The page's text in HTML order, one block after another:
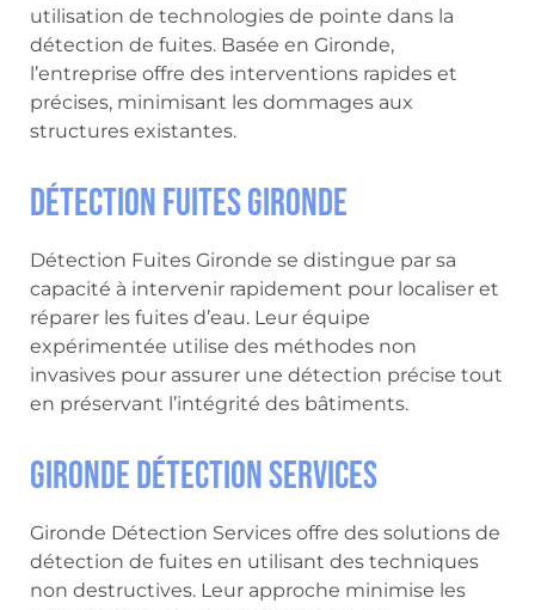
utilisation de technologies de pointe dans la
détection de fuites. Basée en Gironde,
l’entreprise offre des interventions rapides et
précises, minimisant les dommages aux
structures existantes.
Détection Fuites Gironde
Détection Fuites Gironde se distingue par sa
capacité à intervenir rapidement pour localiser et
réparer les fuites d’eau. Leur équipe
expérimentée utilise des méthodes non
invasives pour assurer une détection précise tout
en préservant l’intégrité des bâtiments.
Gironde Détection Services
Gironde Détection Services offre des solutions de
détection de fuites en utilisant des techniques
non destructives. Leur approche minimise les